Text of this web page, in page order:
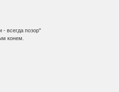
- всегда позор"
конем.